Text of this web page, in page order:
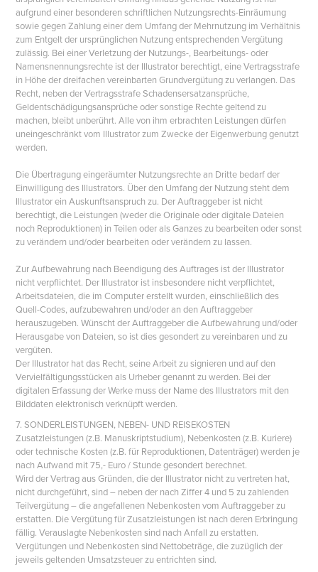
aufgrund einer besonderen schriftlichen Nutzungsrechts-Einräumung
sowie gegen Zahlung einer dem Umfang der Mehrnutzung im Verhältnis
zum Entgelt der ursprünglichen Nutzung entsprechenden Vergütung
zulässig. Bei einer Verletzung der Nutzungs-, Bearbeitungs- oder
Namensnennungsrechte ist der Illustrator berechtigt, eine Vertragsstrafe
in Höhe der dreifachen vereinbarten Grundvergütung zu verlangen. Das
Recht, neben der Vertragsstrafe Schadensersatzansprüche,
Geldentschädigungsansprüche oder sonstige Rechte geltend zu
machen, bleibt unberührt. Alle von ihm erbrachten Leistungen dürfen
uneingeschränkt vom Illustrator zum Zwecke der Eigenwerbung genutzt
werden.
Die Übertragung eingeräumter Nutzungsrechte an Dritte bedarf der
Einwilligung des Illustrators. Über den Umfang der Nutzung steht dem
Illustrator ein Auskunftsanspruch zu. Der Auftraggeber ist nicht
berechtigt, die Leistungen (weder die Originale oder digitale Dateien
noch Reproduktionen) in Teilen oder als Ganzes zu bearbeiten oder sonst
zu verändern und/oder bearbeiten oder verändern zu lassen.
Zur Aufbewahrung nach Beendigung des Auftrages ist der Illustrator
nicht verpflichtet. Der Illustrator ist insbesondere nicht verpflichtet,
Arbeitsdateien, die im Computer erstellt wurden, einschließlich des
Quell-Codes, aufzubewahren und/oder an den Auftraggeber
herauszugeben. Wünscht der Auftraggeber die Aufbewahrung und/oder
Herausgabe von Dateien, so ist dies gesondert zu vereinbaren und zu
vergüten.
Der Illustrator hat das Recht, seine Arbeit zu signieren und auf den
Vervielfältigungsstücken als Urheber genannt zu werden. Bei der
digitalen Erfassung der Werke muss der Name des Illustrators mit den
Bilddaten elektronisch verknüpft werden.
7. SONDERLEISTUNGEN, NEBEN- UND REISEKOSTEN
Zusatzleistungen (z.B. Manuskriptstudium), Nebenkosten (z.B. Kuriere)
oder technische Kosten (z.B. für Reproduktionen, Datenträger) werden je
nach Aufwand mit 75,- Euro / Stunde gesondert berechnet.
Wird der Vertrag aus Gründen, die der Illustrator nicht zu vertreten hat,
nicht durchgeführt, sind – neben der nach Ziffer 4 und 5 zu zahlenden
Teilvergütung – die angefallenen Nebenkosten vom Auftraggeber zu
erstatten. Die Vergütung für Zusatzleistungen ist nach deren Erbringung
fällig. Verauslagte Nebenkosten sind nach Anfall zu erstatten.
Vergütungen und Nebenkosten sind Nettobeträge, die zuzüglich der
jeweils geltenden Umsatzsteuer zu entrichten sind.